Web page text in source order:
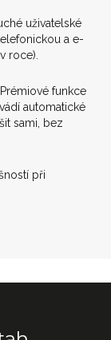
uživatelské
a e-
roce).
funkce
automatické
sami, bez
při